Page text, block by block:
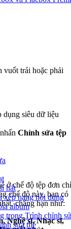
hát
xếp hạng nội dung
album
trong Trình chỉnh
sửa thẻ
vuốt trái hoặc phải
dụng siêu dữ liệu
Chỉnh sửa tệp
ở chế độ tệp đơn chỉ
chế độ này, bạn có
chẳng hạn như:
Nghệ sĩ, Nhạc sĩ,